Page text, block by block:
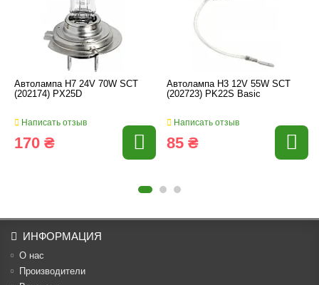
Автолампа H7 24V 70W SCT
(202174) PX25D
Написать отзыв
170 ₴
Автолампа H3 12V 55W SCT
(202723) PK22S Basic
Написать отзыв
85 ₴
ИНФОРМАЦИЯ
О нас
Производители